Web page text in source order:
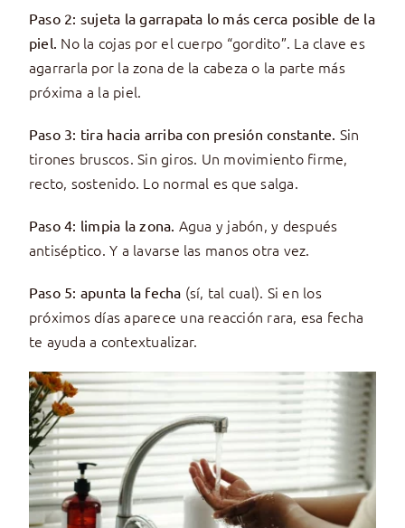
Paso 2: sujeta la garrapata lo más cerca posible de la
piel. No la cojas por el cuerpo “gordito”. La clave es
agarrarla por la zona de la cabeza o la parte más
próxima a la piel.
Paso 3: tira hacia arriba con presión constante. Sin
tirones bruscos. Sin giros. Un movimiento firme,
recto, sostenido. Lo normal es que salga.
Paso 4: limpia la zona. Agua y jabón, y después
antiséptico. Y a lavarse las manos otra vez.
Paso 5: apunta la fecha (sí, tal cual). Si en los
próximos días aparece una reacción rara, esa fecha
te ayuda a contextualizar.